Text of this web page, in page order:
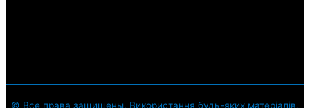
© Все права защищены. Використання будь-яких матеріалів,